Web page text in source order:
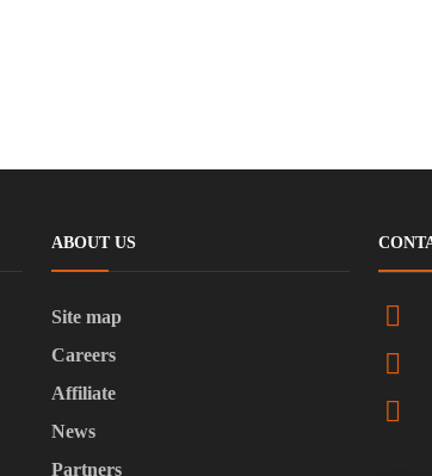
ABOUT US
Site map
Careers
Affiliate
News
Partners